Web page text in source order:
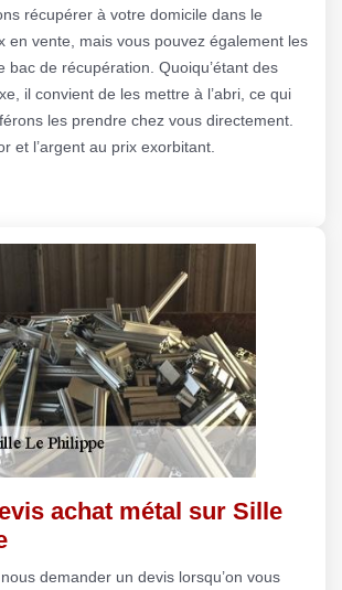
récupérer à votre domicile dans le
en vente, mais vous pouvez également les
bac de récupération. Quoiqu’étant des
il convient de les mettre à l’abri, ce qui
les prendre chez vous directement.
et l’argent au prix exorbitant.
achat métal sur Sille
demander un devis lorsqu’on vous